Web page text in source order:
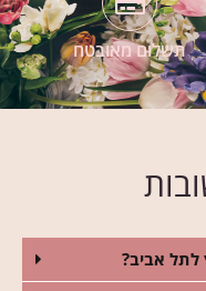
תשלום מאובטח
אביב?